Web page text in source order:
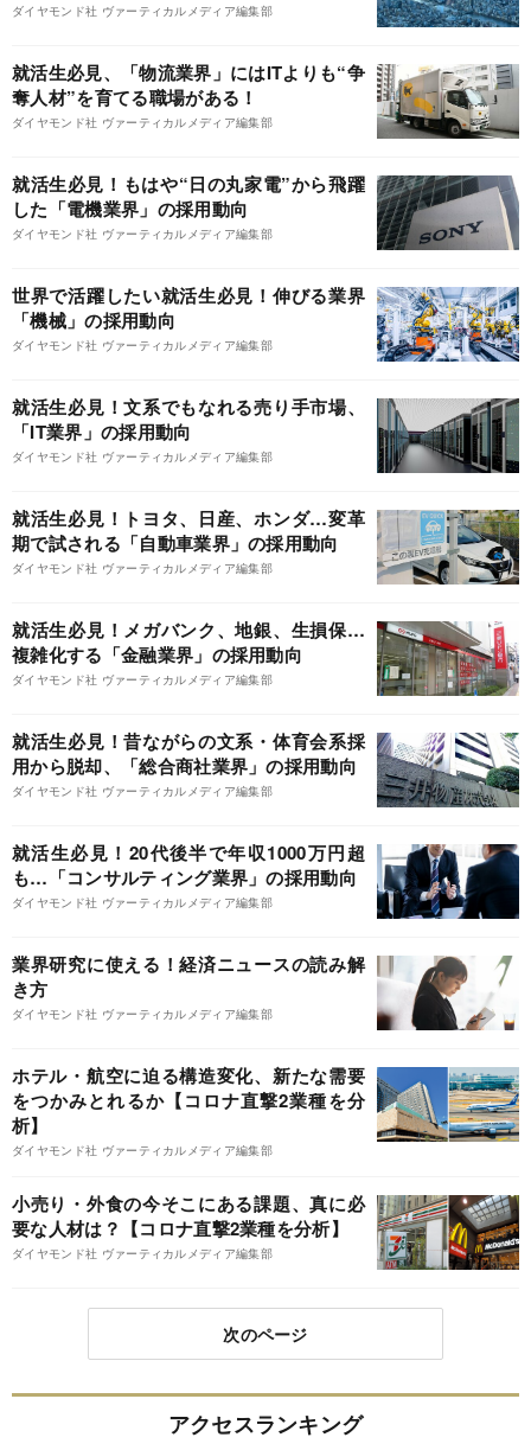
ダイヤモンド社 ヴァーティカルメディア編集部
就活生必見、「物流業界」にはITよりも“争
奪人材”を育てる職場がある！
ダイヤモンド社 ヴァーティカルメディア編集部
就活生必見！もはや“日の丸家電”から飛躍
した「電機業界」の採用動向
ダイヤモンド社 ヴァーティカルメディア編集部
世界で活躍したい就活生必見！伸びる業界
「機械」の採用動向
ダイヤモンド社 ヴァーティカルメディア編集部
就活生必見！文系でもなれる売り手市場、
「IT業界」の採用動向
ダイヤモンド社 ヴァーティカルメディア編集部
就活生必見！トヨタ、日産、ホンダ…変革
期で試される「自動車業界」の採用動向
ダイヤモンド社 ヴァーティカルメディア編集部
就活生必見！メガバンク、地銀、生損保…
複雑化する「金融業界」の採用動向
ダイヤモンド社 ヴァーティカルメディア編集部
就活生必見！昔ながらの文系・体育会系採
用から脱却、「総合商社業界」の採用動向
ダイヤモンド社 ヴァーティカルメディア編集部
就活生必見！20代後半で年収1000万円超
も…「コンサルティング業界」の採用動向
ダイヤモンド社 ヴァーティカルメディア編集部
業界研究に使える！経済ニュースの読み解
き方
ダイヤモンド社 ヴァーティカルメディア編集部
ホテル・航空に迫る構造変化、新たな需要
をつかみとれるか【コロナ直撃2業種を分
析】
ダイヤモンド社 ヴァーティカルメディア編集部
小売り・外食の今そこにある課題、真に必
要な人材は？【コロナ直撃2業種を分析】
ダイヤモンド社 ヴァーティカルメディア編集部
次のページ
アクセスランキング